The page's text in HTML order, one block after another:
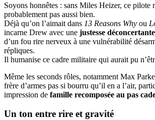
Soyons honnêtes : sans Miles Heizer, ce pilote
probablement pas aussi bien.
Déjà qu’on l’aimait dans 13 Reasons Why ou
incarne Drew avec une justesse déconcertante
d’un fou rire nerveux à une vulnérabilité
répliques.
Il humanise ce cadre militaire qui aurait pu
Même les seconds rôles, notamment Max
frère d’armes pas si bourru qu’il en a l’air,
impression de famille recomposée au pas
Un ton entre rire et gravité